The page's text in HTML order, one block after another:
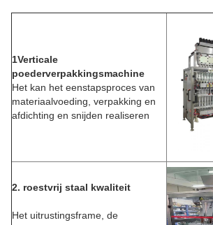
1Verticale
poederverpakkingsmachine
Het kan het eenstapsproces van
materiaalvoeding, verpakking en
afdichting en snijden realiseren
2. roestvrij staal kwaliteit
Het uitrustingsframe, de